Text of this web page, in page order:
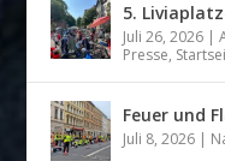
5.
Juli 26, 2026 |
Presse,
Feuer und
Juli 8, 2026 |